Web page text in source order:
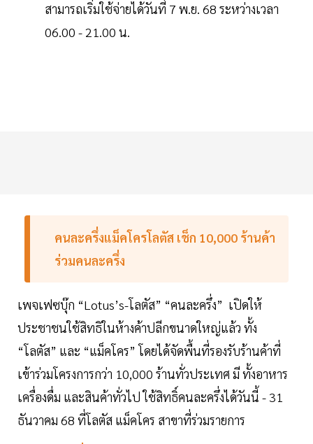
สามารถเริ่มใช้จ่ายได้วันที่ 7 พ.ย. 68 ระหว่างเวลา
06.00 - 21.00 น.
คนละครึ่งแม็คโครโลตัส เช็ก 10,000 ร้านค้า
ร่วมคนละครึ่ง
เพจเฟซบุ๊ก “Lotus’s-โลตัส” “คนละครึ่ง” เปิดให้
ประชาชนใช้สิทธิในห้างค้าปลีกขนาดใหญ่แล้ว ทั้ง
“โลตัส” และ “แม็คโคร” โดยได้จัดพื้นที่รองรับร้านค้าที่
เข้าร่วมโครงการกว่า 10,000 ร้านทั่วประเทศ มี ทั้งอาหาร
เครื่องดื่ม และสินค้าทั่วไป ใช้สิทธิ์คนละครึ่งได้วันนี้ - 31
ธันวาคม 68 ที่โลตัส แม็คโคร สาขาที่ร่วมรายการ